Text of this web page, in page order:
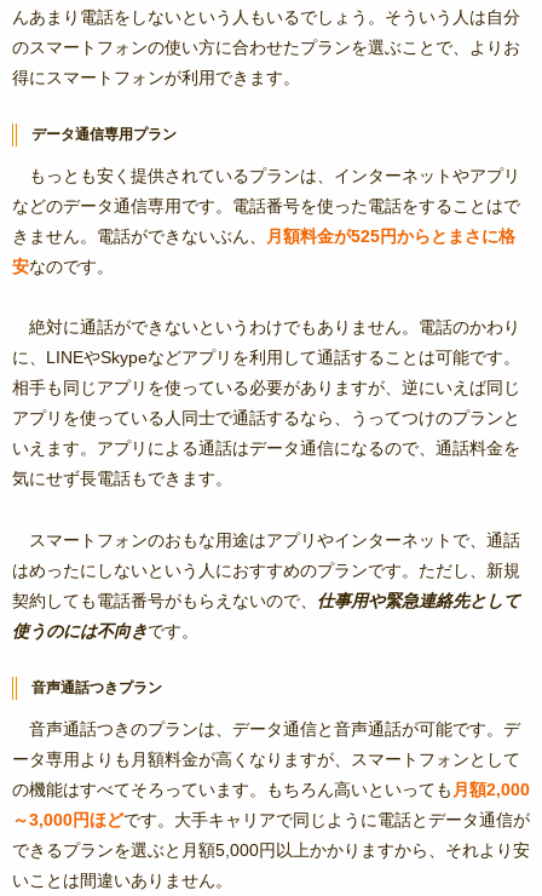
んあまり電話をしないという人もいるでしょう。そういう人は自分
のスマートフォンの使い方に合わせたプランを選ぶことで、よりお
得にスマートフォンが利用できます。
データ通信専用プラン
もっとも安く提供されているプランは、インターネットやアプリ
などのデータ通信専用です。電話番号を使った電話をすることはで
きません。電話ができないぶん、
月額料金が525円からとまさに格
安なのです。
絶対に通話ができないというわけでもありません。電話のかわり
に、LINEやSkypeなどアプリを利用して通話することは可能です。
相手も同じアプリを使っている必要がありますが、逆にいえば同じ
アプリを使っている人同士で通話するなら、うってつけのプランと
いえます。アプリによる通話はデータ通信になるので、通話料金を
気にせず長電話もできます。
スマートフォンのおもな用途はアプリやインターネットで、通話
はめったにしないという人におすすめのプランです。ただし、新規
契約しても電話番号がもらえないので、 仕事用や緊急連絡先として
使うのには不向きです。
音声通話つきプラン
音声通話つきのプランは、データ通信と音声通話が可能です。デ
ータ専用よりも月額料金が高くなりますが、スマートフォンとして
の機能はすべてそろっています。もちろん高いといっても 月額2,000
～3,000円ほどです。大手キャリアで同じように電話とデータ通信が
できるプランを選ぶと月額5,000円以上かかりますから、それより安
いことは間違いありません。